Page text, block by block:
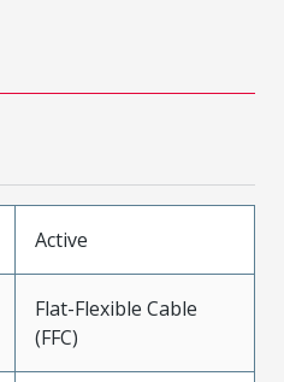
Active
Flat-Flexible Cable
(FFC)